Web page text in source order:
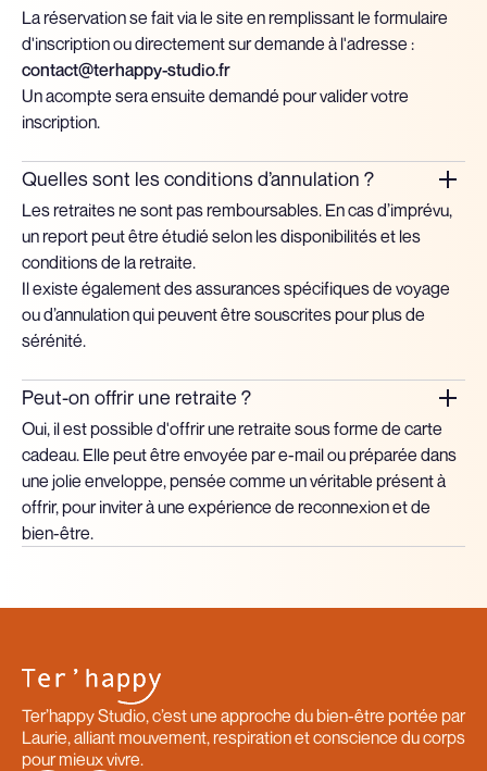
La réservation se fait via le site en remplissant le formulaire
d'inscription ou directement sur demande à l'adresse :
contact@terhappy-studio.fr
Un acompte sera ensuite demandé pour valider votre
inscription.
Quelles sont les conditions d’annulation ?
Les retraites ne sont pas remboursables. En cas d’imprévu,
un report peut être étudié selon les disponibilités et les
conditions de la retraite.
Il existe également des assurances spécifiques de voyage
ou d’annulation qui peuvent être souscrites pour plus de
sérénité.
Peut-on offrir une retraite ?
Oui, il est possible d'offrir une retraite sous forme de carte
cadeau. Elle peut être envoyée par e-mail ou préparée dans
une jolie enveloppe, pensée comme un véritable présent à
offrir, pour inviter à une expérience de reconnexion et de
bien-être.
Ter’happy Studio, c’est une approche du bien-être portée par
Laurie, alliant mouvement, respiration et conscience du corps
pour mieux vivre.